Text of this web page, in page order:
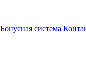
Бонусная система